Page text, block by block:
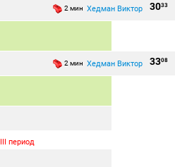
3033
2 мин Хедман Виктор
3308
2 мин Хедман Виктор
III период